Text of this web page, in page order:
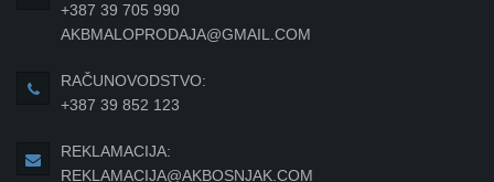
+387 39 705 990
AKBMALOPRODAJA@GMAIL.COM
RAČUNOVODSTVO:
+387 39 852 123
REKLAMACIJA:
REKLAMACIJA@AKBOSNJAK.COM